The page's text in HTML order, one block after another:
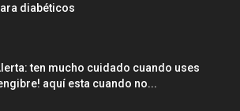
diabéticos
ten mucho cuidado cuando uses
aquí esta cuando no...